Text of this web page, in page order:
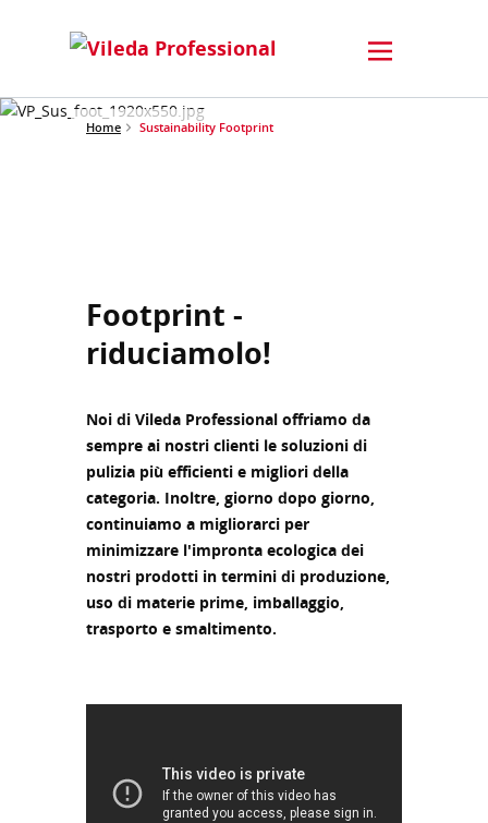
Home Sustainability Footprint
Footprint -
riduciamolo!
Noi di Vileda Professional offriamo da
sempre ai nostri clienti le soluzioni di
pulizia più efficienti e migliori della
categoria. Inoltre, giorno dopo giorno,
continuiamo a migliorarci per
minimizzare l'impronta ecologica dei
nostri prodotti in termini di produzione,
uso di materie prime, imballaggio,
trasporto e smaltimento.